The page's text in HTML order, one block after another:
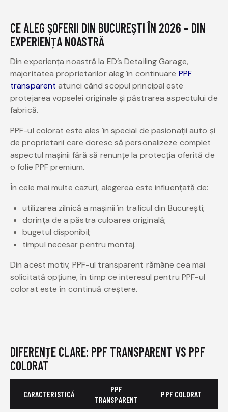
CE ALEG ȘOFERII DIN BUCUREȘTI ÎN 2026 – DIN
EXPERIENȚA NOASTRĂ
Din experiența noastră la ED’s Detailing Garage,
majoritatea proprietarilor aleg în continuare PPF
transparent atunci când scopul principal este
protejarea vopselei originale și păstrarea aspectului de
fabrică.
PPF-ul colorat este ales în special de pasionații auto și
de proprietarii care doresc să personalizeze complet
aspectul mașinii fără să renunțe la protecția oferită de
o folie PPF premium.
În cele mai multe cazuri, alegerea este influențată de:
utilizarea zilnică a mașinii în traficul din București;
dorința de a păstra culoarea originală;
bugetul disponibil;
timpul necesar pentru montaj.
Din acest motiv, PPF-ul transparent rămâne cea mai
solicitată opțiune, în timp ce interesul pentru PPF-ul
colorat este în continuă creștere.
DIFERENȚE CLARE: PPF TRANSPARENT VS PPF
COLORAT
CARACTERISTICĂ
PPF
TRANSPARENT
PPF COLORAT